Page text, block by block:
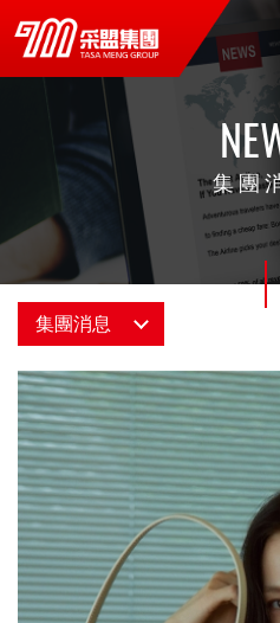
消息總覽_集
MENG 采盟集
集團
集團消息
消息總覽
最新情報
采編專欄
商品資訊
新聞剪報